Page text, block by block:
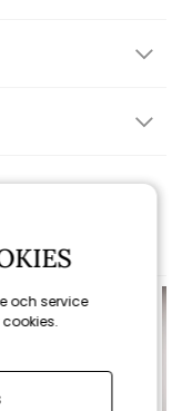
och service